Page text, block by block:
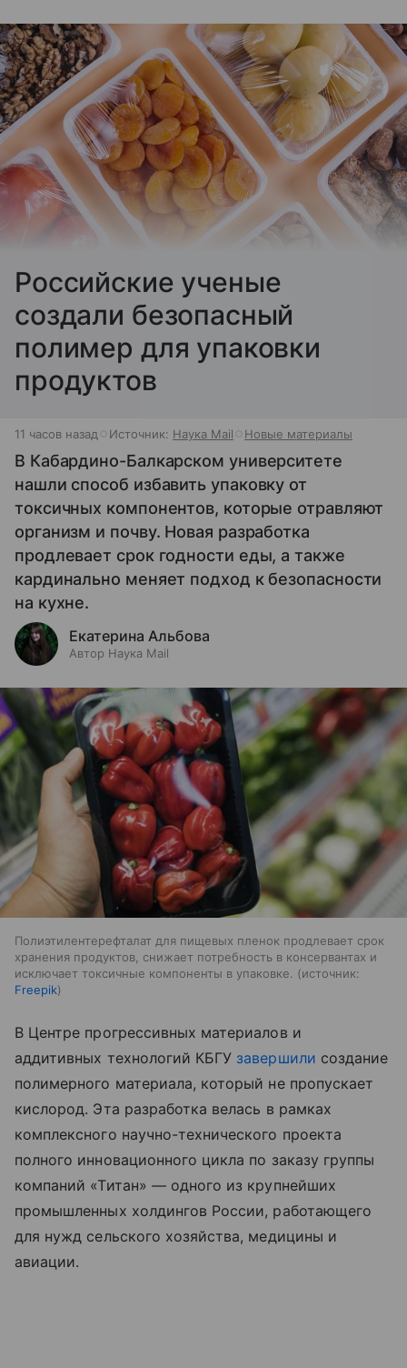
Российские ученые
создали безопасный
полимер для упаковки
продуктов
11 часов назад Источник: Наука Mail Новые материалы
В Кабардино-Балкарском университете
нашли способ избавить упаковку от
токсичных компонентов, которые отравляют
организм и почву. Новая разработка
продлевает срок годности еды, а также
кардинально меняет подход к безопасности
на кухне.
Екатерина Альбова
Автор Наука Mail
Полиэтилентерефталат для пищевых пленок продлевает срок
хранения продуктов, снижает потребность в консервантах и
исключает токсичные компоненты в упаковке.
источник:
Freepik
В Центре прогрессивных материалов и
аддитивных технологий КБГУ завершили создание
полимерного материала, который не пропускает
кислород. Эта разработка велась в рамках
комплексного научно-технического проекта
полного инновационного цикла по заказу группы
компаний «Титан» — одного из крупнейших
промышленных холдингов России, работающего
для нужд сельского хозяйства, медицины и
авиации.